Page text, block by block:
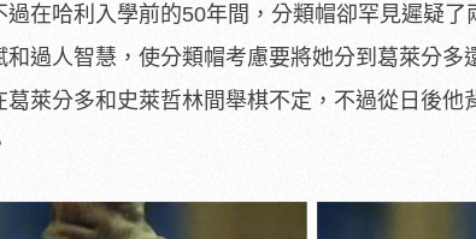
過在哈利入學前的50年間，分類帽卻罕見遲疑
和過人智慧，使分類帽考慮要將她分到葛萊分多
葛萊分多和史萊哲林間舉棋不定，不過從日後他